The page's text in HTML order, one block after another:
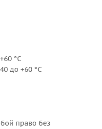
°С
до +60 °С
право без